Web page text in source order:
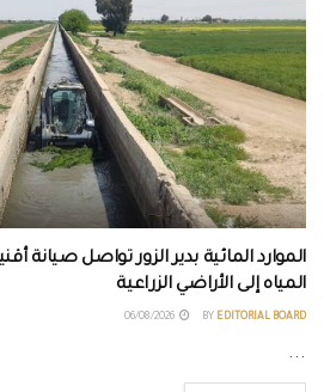
الموارد المائية بدير الزور تواصل صيانة
المياه إلى الأراضي الزراعية
BY EDITORIAL BOARD
...